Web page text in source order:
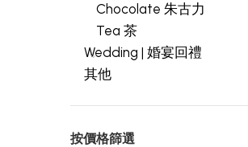
Chocolate 朱古力
Tea 茶
Wedding | 婚宴回禮
其他
按價格篩選